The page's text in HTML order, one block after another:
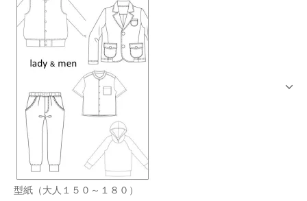
型紙（大人１５０～１８０）